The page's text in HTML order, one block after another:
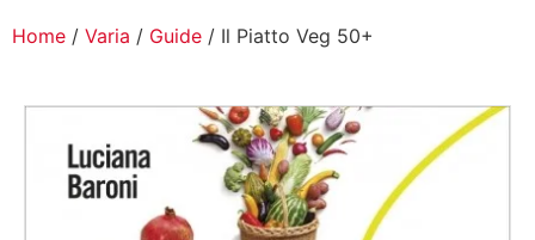
Home / Varia / Guide / Il Piatto Veg 50+